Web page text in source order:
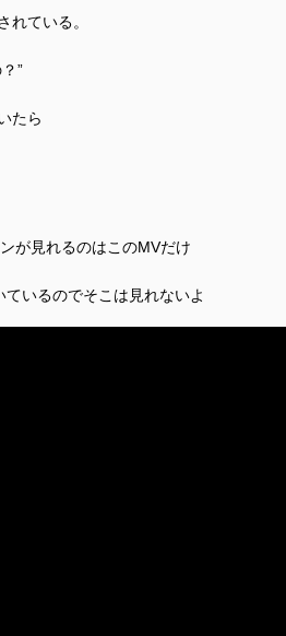
れている。
”
たら
が見れるのはこのMVだけ
いるのでそこは見れないよ